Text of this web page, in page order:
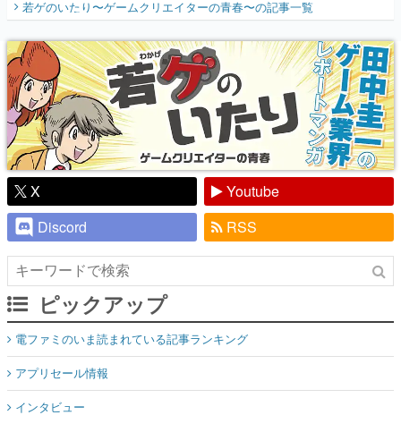
『少年ジャンプ』色だった【若ゲのいた
り】
若ゲのいたり〜ゲームクリエイターの青春〜の記事一覧
X
Youtube
Discord
RSS
ピックアップ
電ファミのいま読まれている記事ランキング
アプリセール情報
インタビュー